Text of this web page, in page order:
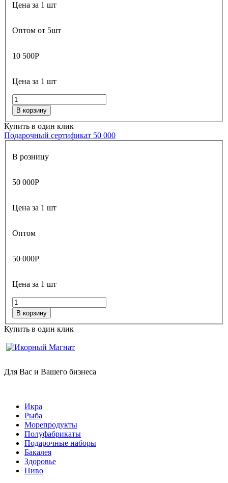
Цена за 1 шт
Оптом от 5шт
10 500Р
Цена за 1 шт
В корзину
Купить в один клик
Подарочный сертификат 50 000
В розницу
50 000Р
Цена за 1 шт
Оптом
50 000Р
Цена за 1 шт
В корзину
Купить в один клик
Для Вас и Вашего бизнеса
Икра
Рыба
Морепродукты
Полуфабрикаты
Подарочные наборы
Бакалея
Здоровье
Пиво